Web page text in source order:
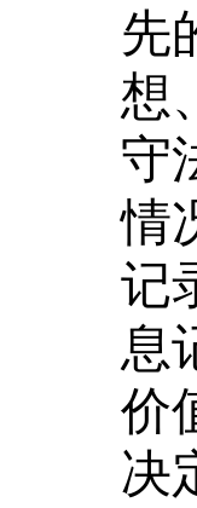
先
想
守
情
记
息
价
决